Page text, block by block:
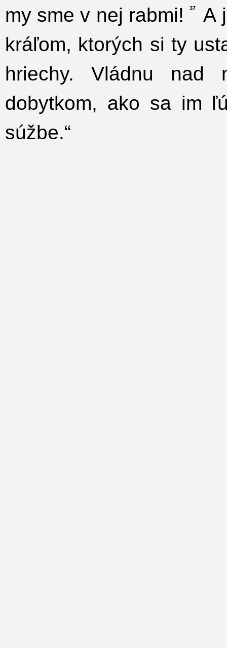
my sme v nej rabmi! 37
A
kráľom, ktorých si ty
hriechy. Vládnu nad
dobytkom, ako sa im
súžbe.“